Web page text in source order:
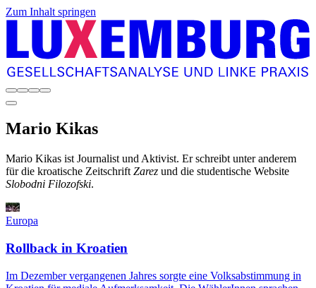
Zum Inhalt springen
Mario Kikas
Mario Kikas ist Journalist und Aktivist. Er schreibt unter anderem
für die kroatische Zeitschrift Zarez und die studentische Website
Slobodni Filozofski.
Europa
Rollback in Kroatien
Im Dezember vergangenen Jahres sorgte eine Volksabstimmung in